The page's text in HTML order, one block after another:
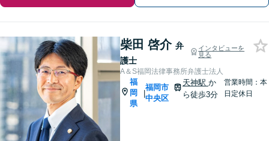
柴田 啓介 弁
護士
インタビューを
見る
A＆S福岡法律事務所弁護士法人
福
岡
県
|
福岡市
中央区
天神駅 か
ら徒歩3分
営業時間：本
日定休日